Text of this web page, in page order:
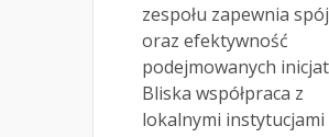
zespołu zapewnia
oraz efektywność
podejmowanych
Bliska współpraca z
lokalnymi instytucjami